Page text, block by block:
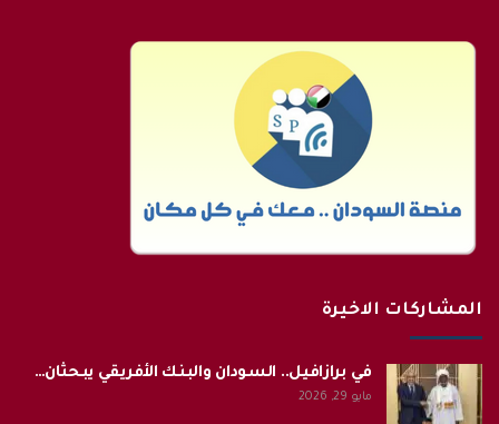
المشاركات الاخيرة
في برازافيل.. السودان والبنك الأفريقي يبحثان…
مايو 29, 2026